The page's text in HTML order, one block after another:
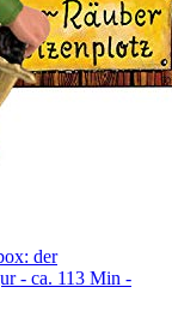
der
- ca. 113 Min -